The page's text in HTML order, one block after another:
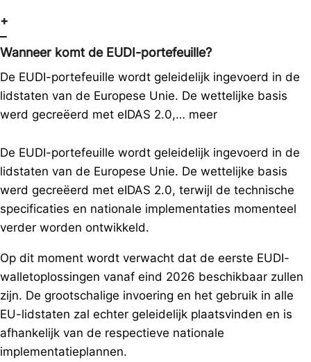
+
–
Wanneer komt de EUDI-portefeuille?
De EUDI-portefeuille wordt geleidelijk ingevoerd in de
lidstaten van de Europese Unie. De wettelijke basis
werd gecreëerd met eIDAS 2.0,… meer
De EUDI-portefeuille wordt geleidelijk ingevoerd in de
lidstaten van de Europese Unie. De wettelijke basis
werd gecreëerd met eIDAS 2.0, terwijl de technische
specificaties en nationale implementaties momenteel
verder worden ontwikkeld.
Op dit moment wordt verwacht dat de eerste EUDI-
walletoplossingen vanaf eind 2026 beschikbaar zullen
zijn. De grootschalige invoering en het gebruik in alle
EU-lidstaten zal echter geleidelijk plaatsvinden en is
afhankelijk van de respectieve nationale
implementatieplannen.